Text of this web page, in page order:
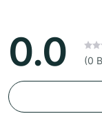
0.0 (0